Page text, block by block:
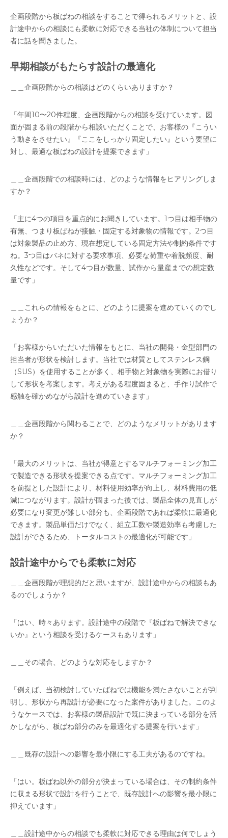
企画段階から板ばねの相談をすることで得られるメリットと、設
計途中からの相談にも柔軟に対応できる当社の体制について担当
者に話を聞きました。
早期相談がもたらす設計の最適化
＿＿企画段階からの相談はどのくらいありますか？
「年間10〜20件程度、企画段階からの相談を受けています。図
面が固まる前の段階から相談いただくことで、お客様の『こうい
う動きをさせたい』『ここをしっかり固定したい』という要望に
対し、最適な板ばねの設計を提案できます」
＿＿企画段階での相談時には、どのような情報をヒアリングしま
すか？
「主に4つの項目を重点的にお聞きしています。1つ目は相手物の
有無、つまり板ばねが接触・固定する対象物の情報です。2つ目
は対象製品の止め方、現在想定している固定方法や制約条件です
ね。3つ目はバネに対する要求事項、必要な荷重や着脱頻度、耐
久性などです。そして4つ目が数量、試作から量産までの想定数
量です」
＿＿これらの情報をもとに、どのように提案を進めていくのでし
ょうか？
「お客様からいただいた情報をもとに、当社の開発・金型部門の
担当者が形状を検討します。当社では材質としてステンレス鋼
（SUS）を使用することが多く、相手物と対象物を実際にお借り
して形状を考案します。考えがある程度固まると、手作り試作で
感触を確かめながら設計を進めていきます」
＿＿企画段階から関わることで、どのようなメリットがあります
か？
「最大のメリットは、当社が得意とするマルチフォーミング加工
で製造できる形状を提案できる点です。マルチフォーミング加工
を前提とした設計により、材料使用効率が向上し、材料費用の低
減につながります。設計が固まった後では、製品全体の見直しが
必要になり変更が難しい部分も、企画段階であれば柔軟に最適化
できます。製品単価だけでなく、組立工数や製造効率も考慮した
設計ができるため、トータルコストの最適化が可能です」
設計途中からでも柔軟に対応
＿＿企画段階が理想的だと思いますが、設計途中からの相談もあ
るのでしょうか？
「はい、時々あります。設計途中の段階で『板ばねで解決できな
いか』という相談を受けるケースもあります」
＿＿その場合、どのような対応をしますか？
「例えば、当初検討していたばねでは機能を満たさないことが判
明し、形状から再設計が必要になった案件がありました。このよ
うなケースでは、お客様の製品設計で既に決まっている部分を活
かしながら、板ばね部分のみを最適化する提案を行います」
＿＿既存の設計への影響を最小限にする工夫があるのですね。
「はい。板ばね以外の部分が決まっている場合は、その制約条件
に収まる形状で設計を行うことで、既存設計への影響を最小限に
抑えています」
＿＿設計途中からの相談でも柔軟に対応できる理由は何でしょう